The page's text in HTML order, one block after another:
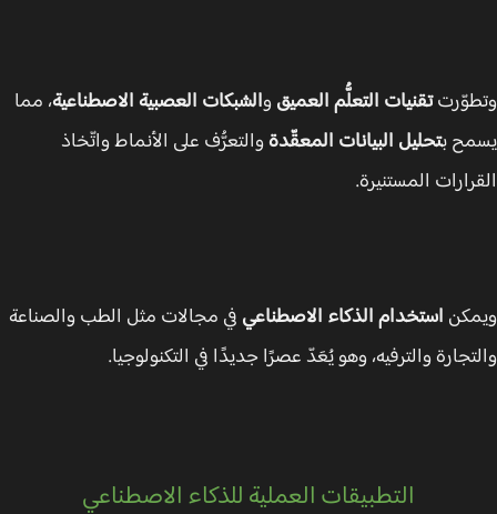
تقنيات التعلُّم العميقوالشبكات العصبية الاصطناعية، مما
بتحليل البيانات المعقّدةوالتعرُّف على الأنماط واتّخاذ
المستنيرة.
استخدام الذكاء الاصطناعيفي مجالات مثل الطب والصناعة
والترفيه، وهو يُعَدّ عصرًا جديدًا في التكنولوجيا.
التطبيقات العملية للذكاء الاصطناعي